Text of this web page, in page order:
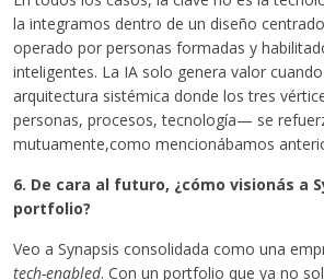
la integramos dentro de un diseño
operado por personas formadas y
inteligentes. La IA solo genera valor
arquitectura sistémica donde los tres
personas, procesos, tecnología— se
mutuamente,como mencionábamos
6. De cara al futuro, ¿cómo visionás a
portfolio?
Veo a Synapsis consolidada como una
tech-enabled. Con un portfolio que ya no